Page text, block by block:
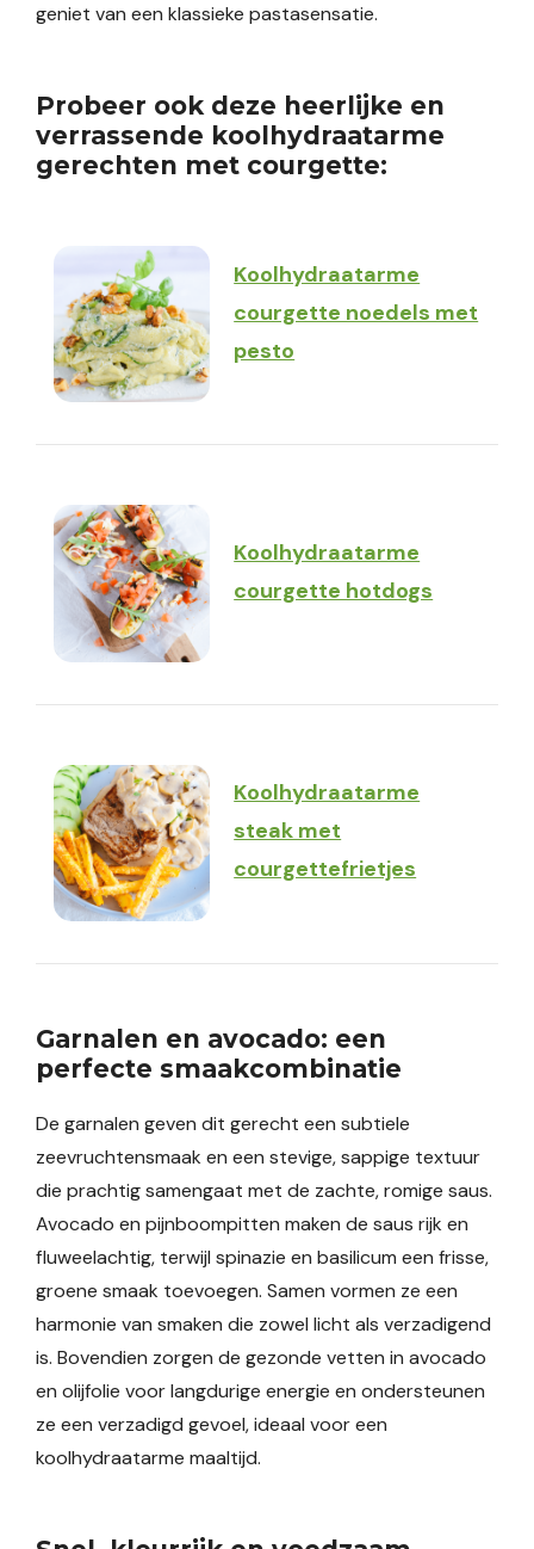
geniet van een klassieke pastasensatie.
Probeer ook deze heerlijke en
verrassende koolhydraatarme
gerechten met courgette:
Koolhydraatarme
courgette noedels met
pesto
Koolhydraatarme
courgette hotdogs
Koolhydraatarme
steak met
courgettefrietjes
Garnalen en avocado: een
perfecte smaakcombinatie
De garnalen geven dit gerecht een subtiele
zeevruchtensmaak en een stevige, sappige textuur
die prachtig samengaat met de zachte, romige saus.
Avocado en pijnboompitten maken de saus rijk en
fluweelachtig, terwijl spinazie en basilicum een frisse,
groene smaak toevoegen. Samen vormen ze een
harmonie van smaken die zowel licht als verzadigend
is. Bovendien zorgen de gezonde vetten in avocado
en olijfolie voor langdurige energie en ondersteunen
ze een verzadigd gevoel, ideaal voor een
koolhydraatarme maaltijd.